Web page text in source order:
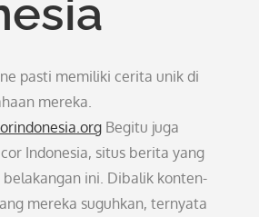
pasti memiliki cerita unik di
mereka.
Begitu juga
Indonesia, situs berita yang
belakangan ini. Dibalik konten-
mereka suguhkan, ternyata